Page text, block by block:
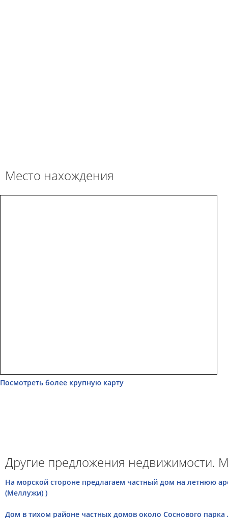
Место нахождения
Посмотреть более крупную карту
Другие предложения недвижимости.
На морской стороне предлагаем частный дом на летнюю
(Меллужи) )
Дом в тихом районе частных домов около Соснового